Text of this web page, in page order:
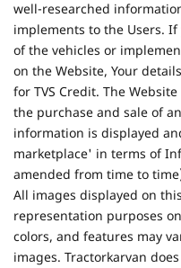
well-researched
implements to the Users.
of the vehicles or
on the Website, Your
for TVS Credit. The
the purchase and sale of
information is displayed
marketplace' in terms of
amended from time to
All images displayed on
representation purposes
colors, and features may
images. Tractorkarvan